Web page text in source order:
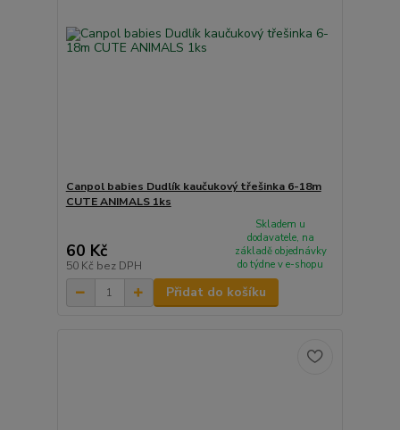
Canpol babies Dudlík kaučukový třešinka 6-18m
CUTE ANIMALS 1ks
60 Kč
50 Kč bez DPH
Skladem u
dodavatele, na
základě objednávky
do týdne v e-shopu
Přidat do košíku